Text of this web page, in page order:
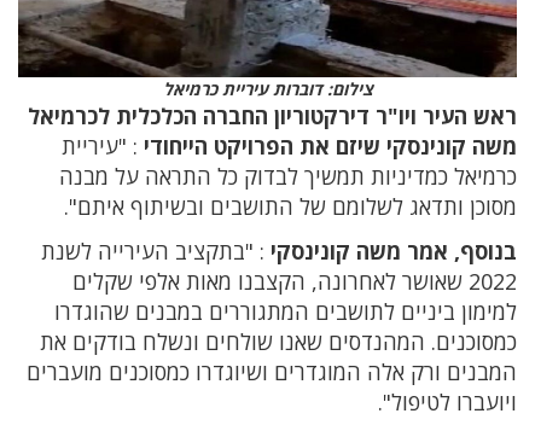
צילום: דוברות עיריית כרמיאל
ראש העיר ויו"ר דירקטוריון החברה הכלכלית לכרמיאל
משה קונינסקי שיזם את הפרויקט הייחודי : "עיריית
כרמיאל כמדיניות תמשיך לבדוק כל התראה על מבנה
מסוכן ותדאג לשלומם של התושבים ובשיתוף איתם".
בנוסף, אמר משה קונינסקי : "בתקציב העירייה לשנת
2022 שאושר לאחרונה, הקצבנו מאות אלפי שקלים
למימון ביניים לתושבים המתגוררים במבנים שהוגדרו
כמסוכנים. המהנדסים שאנו שולחים ונשלח בודקים את
המבנים ורק אלה המוגדרים ושיוגדרו כמסוכנים מועברים
ויועברו לטיפול".